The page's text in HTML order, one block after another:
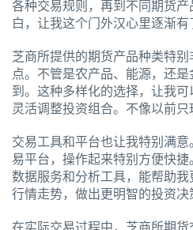
各种交易规则，再到不同期货
白，让我这个门外汉心里逐渐有
芝商所提供的期货产品种类特
点。不管是农产品、能源，还
到。这种多样化的选择，让我可
灵活调整投资组合。不像以前只
交易工具和平台也让我特别满
易平台，操作起来特别方便快
数据服务和分析工具，能帮助
行情走势，做出更明智的投资决